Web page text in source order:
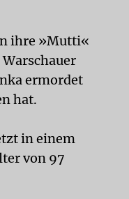
ihre »Mutti«
ermordet
hat.
in einem
von 97